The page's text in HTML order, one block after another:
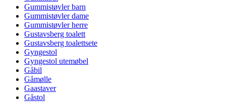
Gummistøvler barn
Gummistøvler dame
Gummistøvler herre
Gustavsberg toalett
Gustavsberg toalettsete
Gyngestol
Gyngestol utemøbel
Gåbil
Gåmølle
Gaastaver
Gåstol